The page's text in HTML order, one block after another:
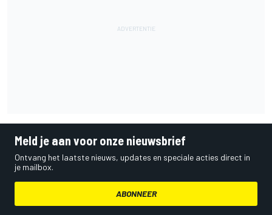
Meld je aan voor onze nieuwsbrief
Ontvang het laatste nieuws, updates en speciale acties direct in
je mailbox.
ABONNEER